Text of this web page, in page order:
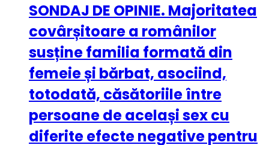
SONDAJ DE OPINIE. Majoritatea
covârșitoare a românilor
susține familia formată din
femeie și bărbat, asociind,
totodată, căsătoriile între
persoane de același sex cu
diferite efecte negative pentru